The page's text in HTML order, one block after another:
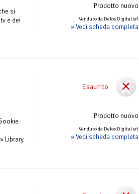
Prodotto nuovo
Venduto da Delos Digital srl
» Vedi scheda completa
si
e dei
Esaurito
Prodotto nuovo
Venduto da Delos Digital srl
» Vedi scheda completa
Library